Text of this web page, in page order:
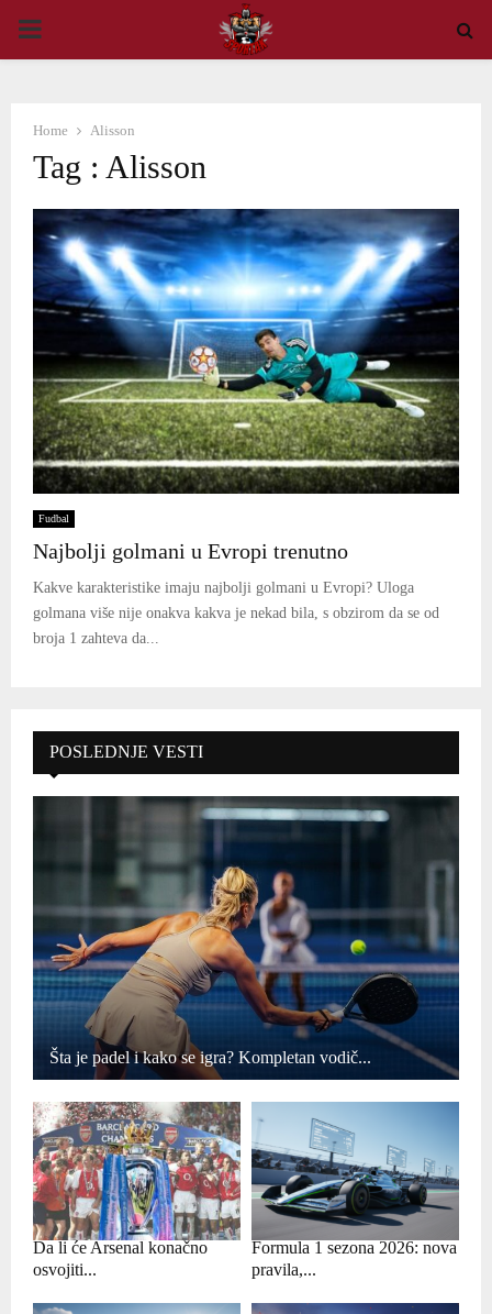
PRIMARY
Home Alisson
Tag : Alisson
Fudbal
Najbolji golmani u Evropi trenutno
Kakve karakteristike imaju najbolji golmani u Evropi? Uloga
golmana više nije onakva kakva je nekad bila, s obzirom da se od
broja 1 zahteva da...
POSLEDNJE VESTI
Šta je padel i kako se igra? Kompletan vodič...
Da li će Arsenal konačno
osvojiti...
Formula 1 sezona 2026: nova
pravila,...